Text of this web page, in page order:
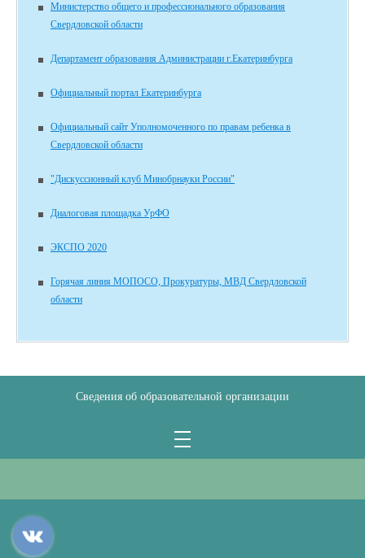
Министерство общего и профессионального образования
Свердловской области
Департамент образования Администрации г.Екатеринбурга
Официальный портал Екатеринбурга
Официальный сайт Уполномоченного по правам ребенка в
Свердловской области
"Дискуссионный клуб Минобрнауки России"
Диалоговая площадка УрФО
ЭКСПО 2020
Горячая линия МОПОСО, Прокуратуры, МВД Свердловской
области
Сведения об образовательной организации